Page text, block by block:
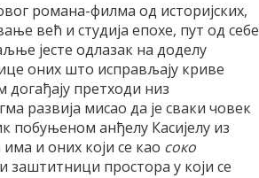
романа-филма од историјских,
већ и студија епохе, пут од себе
јесте одлазак на доделу
оних што исправљају криве
претходи низ
развија мисао да је сваки човек
побуњеном анђелу Касијелу из
и оних који се као соко
простора у који се